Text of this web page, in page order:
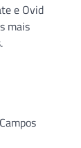
e Ovid
mais
Campos